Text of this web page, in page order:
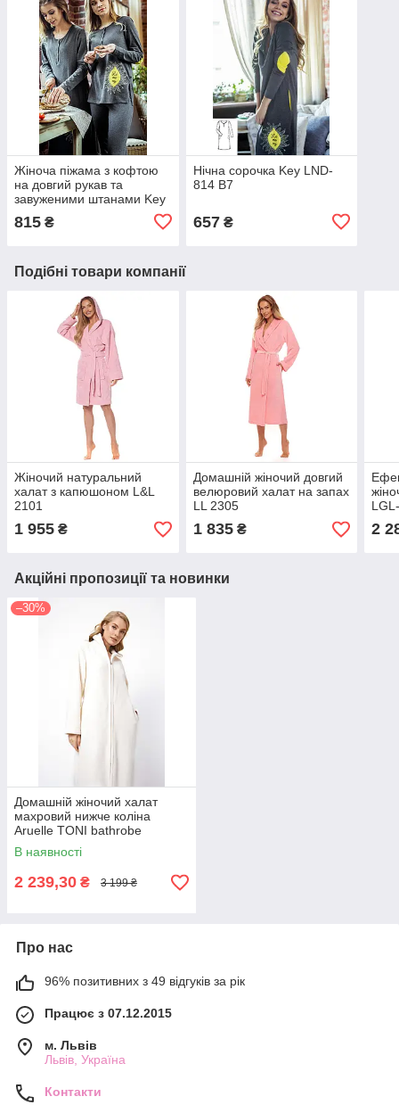
Жіноча піжама з кофтою
на довгий рукав та
завуженими штанами Key
815 ₴
Нічна сорочка Key LND-
814 B7
657₴
Подібні товари компанії
Жіночий натуральний
халат з капюшоном L&L
2101
1 955 ₴
Домашній жіночий довгий
велюровий халат на запах
LL 2305
1 835₴ 2
Акційні пропозиції та новинки
–30%
Домашній жіночий халат
махровий нижче коліна
Aruelle TONI bathrobe
closeup, Теплий стильный
халат
В наявності
2 239,30 ₴ 3 199 ₴
Про нас
96% позитивних з 49 відгуків за рік
Працює з 07.12.2015
м. Львів
Львів, Україна
Контакти